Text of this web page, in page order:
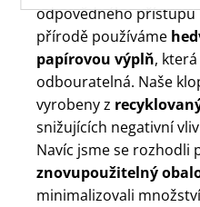
odpovědného přístupu
přírodě používáme
papírovou výplň,
odbouratelná. Naše
vyrobeny z
snižujících negativní
Navíc jsme se rozhodli
znovupoužitelný
minimalizovali